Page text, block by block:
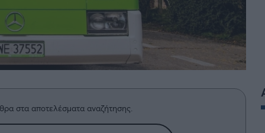
στα αποτελέσματα αναζήτησης.